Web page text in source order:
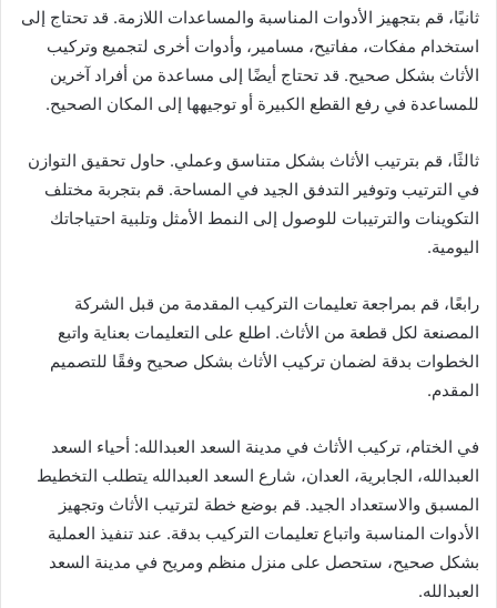
ثانيًا، قم بتجهيز الأدوات المناسبة والمساعدات اللازمة. قد تحتاج إلى
استخدام مفكات، مفاتيح، مسامير، وأدوات أخرى لتجميع وتركيب
الأثاث بشكل صحيح. قد تحتاج أيضًا إلى مساعدة من أفراد آخرين
للمساعدة في رفع القطع الكبيرة أو توجيهها إلى المكان الصحيح.
ثالثًا، قم بترتيب الأثاث بشكل متناسق وعملي. حاول تحقيق التوازن
في الترتيب وتوفير التدفق الجيد في المساحة. قم بتجربة مختلف
التكوينات والترتيبات للوصول إلى النمط الأمثل وتلبية احتياجاتك
اليومية.
رابعًا، قم بمراجعة تعليمات التركيب المقدمة من قبل الشركة
المصنعة لكل قطعة من الأثاث. اطلع على التعليمات بعناية واتبع
الخطوات بدقة لضمان تركيب الأثاث بشكل صحيح وفقًا للتصميم
المقدم.
في الختام، تركيب الأثاث في مدينة السعد العبدالله: أحياء السعد
العبدالله، الجابرية، العدان، شارع السعد العبدالله يتطلب التخطيط
المسبق والاستعداد الجيد. قم بوضع خطة لترتيب الأثاث وتجهيز
الأدوات المناسبة واتباع تعليمات التركيب بدقة. عند تنفيذ العملية
بشكل صحيح، ستحصل على منزل منظم ومريح في مدينة السعد
العبدالله.